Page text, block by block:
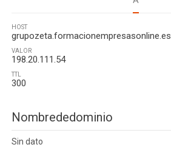
HOST
grupozeta.formacionempresasonline.es
VALOR
198.20.111.54
TTL
300
Nombrededominio
Sin dato